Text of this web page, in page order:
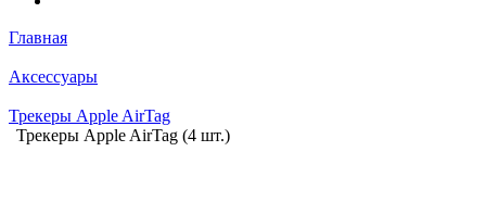
Главная
Аксессуары
Трекеры Apple AirTag
Трекеры Apple AirTag (4 шт.)